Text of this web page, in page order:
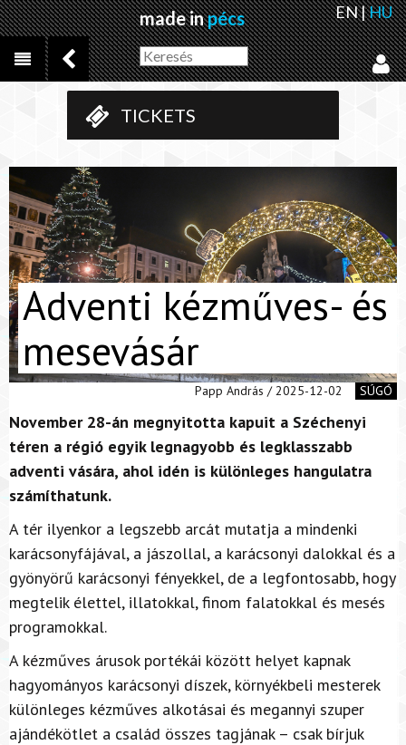
made inpécs EN|HU
TICKETS
Adventi kézműves- és
mesevásár
Papp András / 2025-12-02 SÚGÓ
November 28-án megnyitotta kapuit a Széchenyi
téren a régió egyik legnagyobb és legklasszabb
adventi vására, ahol idén is különleges hangulatra
számíthatunk.
A tér ilyenkor a legszebb arcát mutatja a mindenki
karácsonyfájával, a jászollal, a karácsonyi dalokkal és a
gyönyörű karácsonyi fényekkel, de a legfontosabb, hogy
megtelik élettel, illatokkal, finom falatokkal és mesés
programokkal.
A kézműves árusok portékái között helyet kapnak
hagyományos karácsonyi díszek, környékbeli mesterek
különleges kézműves alkotásai és megannyi szuper
ajándékötlet a család összes tagjának – csak bírjuk